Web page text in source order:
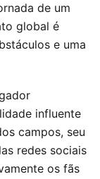
de um
global é
e uma
influente
campos, seu
redes sociais
os fãs